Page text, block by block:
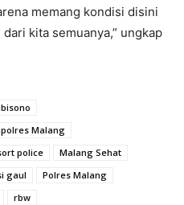
memang kondisi disini
kita semuanya,” ungkap
Malang
police
Malang Sehat
gaul
Polres Malang
rbw